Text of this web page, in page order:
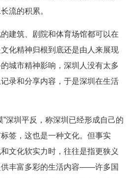
流的积累。
建筑、剧院和体育场馆都可以在
化精神归根到底还是由人来展现
城市精神影响，深圳人没有太多
录和分享内容，于是深圳在生活
”深圳平反，称深圳已经形成自己的
签，这也是一种文化。但事实
文化软实力时，往往是指更狭义
丰富多彩的生活内容——许多国